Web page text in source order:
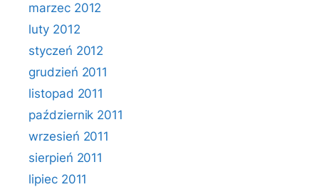
marzec 2012
luty 2012
styczeń 2012
grudzień 2011
listopad 2011
październik 2011
wrzesień 2011
sierpień 2011
lipiec 2011